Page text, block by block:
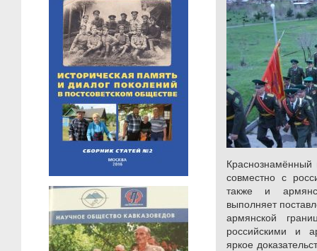
совместно с
также и
выполняет
армянской
российскими и
яркое